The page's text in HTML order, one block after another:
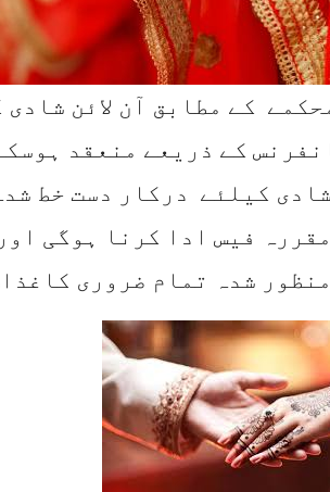
کے مطابق آن لائن
کے ذریعے منعقد
کیلئے درکار دست خط
فیس ادا کرنا ہوگی
شدہ تمام ضروری